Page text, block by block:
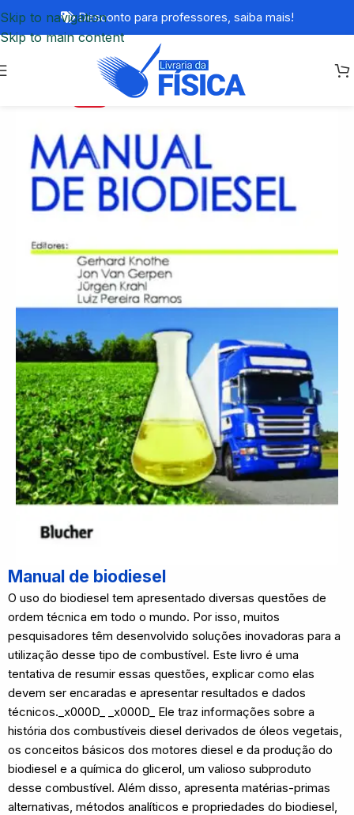
Skip to navigation
Skip to main content
Desconto para professores, saiba mais!
Manual de biodiesel
O uso do biodiesel tem apresentado diversas questões de
ordem técnica em todo o mundo. Por isso, muitos
pesquisadores têm desenvolvido soluções inovadoras para a
utilização desse tipo de combustível. Este livro é uma
tentativa de resumir essas questões, explicar como elas
devem ser encaradas e apresentar resultados e dados
técnicos._x000D_ _x000D_ Ele traz informações sobre a
história dos combustíveis diesel derivados de óleos vegetais,
os conceitos básicos dos motores diesel e da produção do
biodiesel e a química do glicerol, um valioso subproduto
desse combustível. Além disso, apresenta matérias-primas
alternativas, métodos analíticos e propriedades do biodiesel,